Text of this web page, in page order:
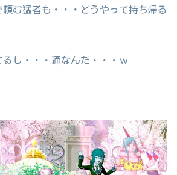
む猛者も・・・どうやって持ち帰る
し・・・通なんだ・・・ｗ